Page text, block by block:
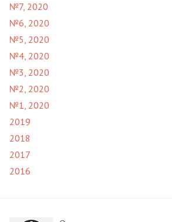
№7, 2020
№6, 2020
№5, 2020
№4, 2020
№3, 2020
№2, 2020
№1, 2020
2019
2018
2017
2016